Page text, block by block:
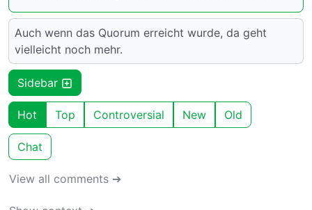
Auch wenn das Quorum erreicht wurde, da geht
vielleicht noch mehr.
Sidebar
Hot Top Controversial New Old
Chat
View all comments ➔